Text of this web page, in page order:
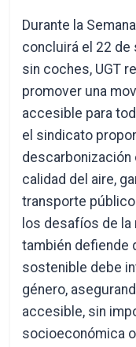
Durante la
concluirá el 22 de
sin coches, UGT
promover una
accesible para
el sindicato
descarbonización
calidad del aire,
transporte
los desafíos de la
también defiende
sostenible debe
género,
accesible, sin
socioeconómica